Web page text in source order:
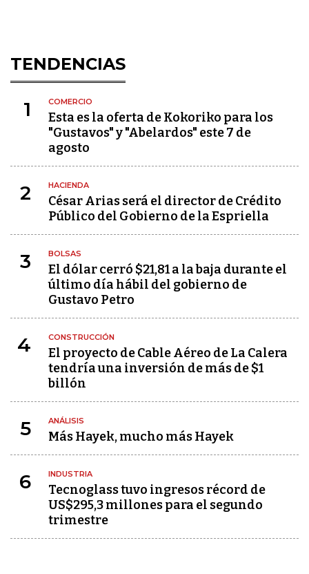
TENDENCIAS
1 COMERCIO
Esta es la oferta de Kokoriko para los
"Gustavos" y "Abelardos" este 7 de
agosto
2 HACIENDA
César Arias será el director de Crédito
Público del Gobierno de la Espriella
3 BOLSAS
El dólar cerró $21,81 a la baja durante el
último día hábil del gobierno de
Gustavo Petro
4 CONSTRUCCIÓN
El proyecto de Cable Aéreo de La Calera
tendría una inversión de más de $1
billón
5 ANÁLISIS
Más Hayek, mucho más Hayek
6 INDUSTRIA
Tecnoglass tuvo ingresos récord de
US$295,3 millones para el segundo
trimestre